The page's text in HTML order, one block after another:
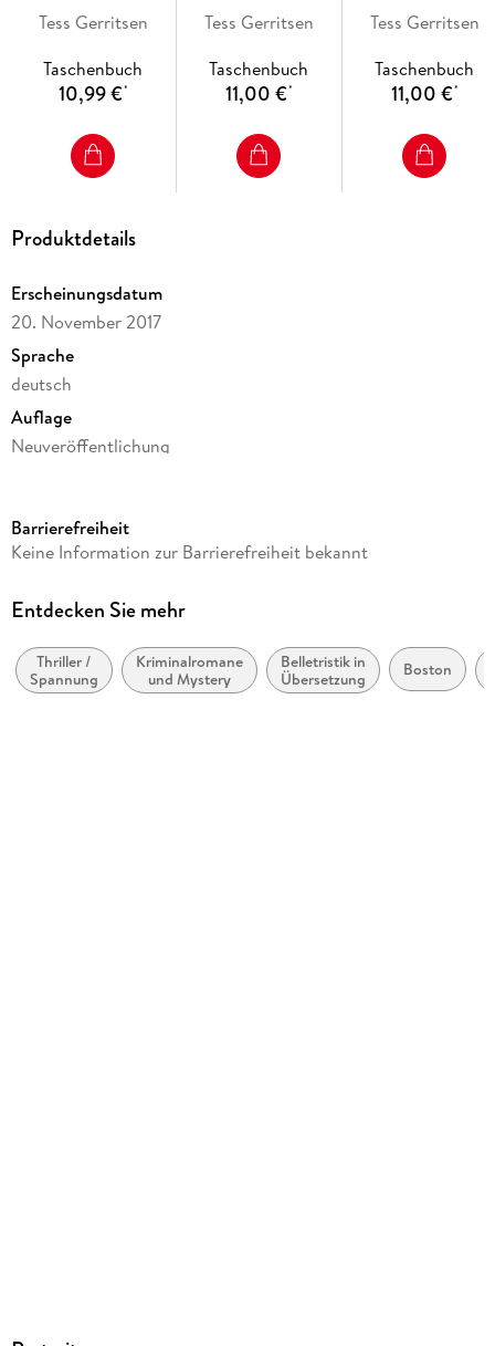
Tess Gerritsen
Taschenbuch
10,99 €*
Tess Gerritsen
Taschenbuch
11,00 €*
Tess Gerritsen
Taschenbuch
11,00 €*
Produktdetails
Erscheinungsdatum
20. November 2017
Sprache
deutsch
Auflage
Neuveröffentlichung
Reihe
Autor/Autorin
Übersetzung
Andreas Jäger
Barrierefreiheit
Keine Information zur Barrierefreiheit bekannt
Entdecken Sie mehr
Thriller /
Spannung
Kriminalromane
und Mystery
Belletristik in
Übersetzung
Boston